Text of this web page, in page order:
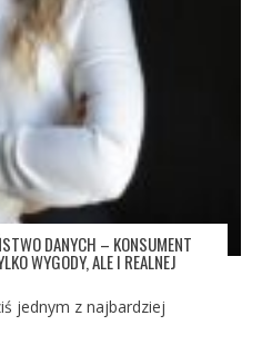
DANYCH – KONSUMENT
WYGODY, ALE I REALNEJ
jednym z najbardziej